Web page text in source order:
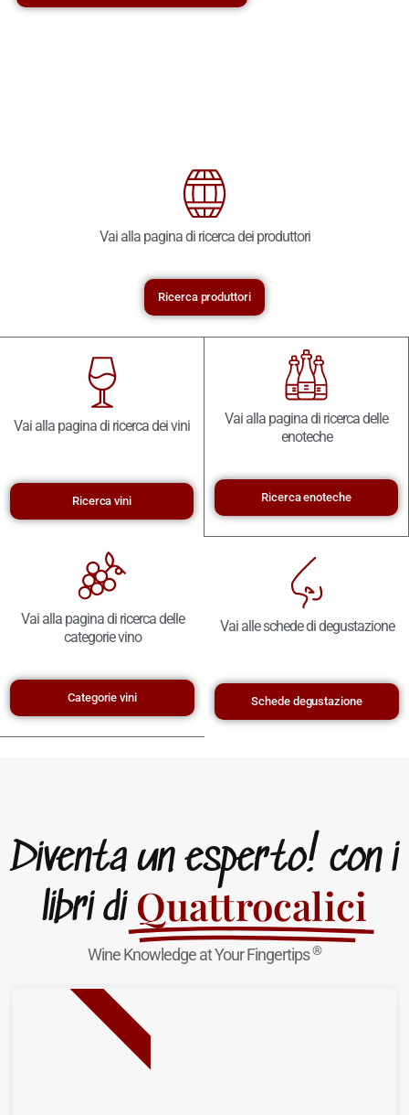
Vai alla pagina di ricerca dei produttori
Ricerca produttori
Vai alla pagina di ricerca dei vini
Ricerca vini
Vai alla pagina di ricerca delle
enoteche
Ricerca enoteche
Vai alla pagina di ricerca delle
categorie vino
Categorie vini
Vai alle schede di degustazione
Schede degustazione
Diventa un esperto! con i
libri di Quattrocalici
Wine Knowledge at Your Fingertips®
NUOVA USCITA